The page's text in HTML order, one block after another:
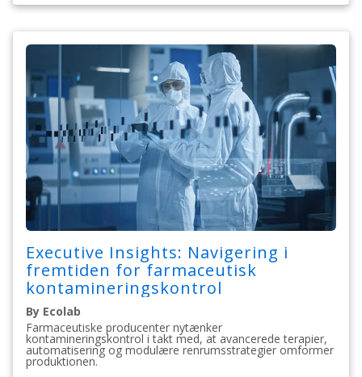
Executive Insights: Navigering i
fremtiden for farmaceutisk
kontamineringskontrol
By Ecolab
Farmaceutiske producenter nytænker
kontamineringskontrol i takt med, at avancerede terapier,
automatisering og modulære renrumsstrategier omformer
produktionen.